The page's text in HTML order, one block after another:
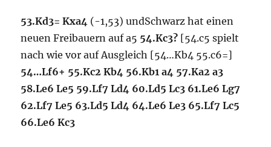
53.Kd3= Kxa4 (-1,53) undSchwarz hat einen
neuen Freibauern auf a5 54.Kc3? [54.c5 spielt
nach wie vor auf Ausgleich [54…Kb4 55.c6=]
54…Lf6+ 55.Kc2 Kb4 56.Kb1 a4 57.Ka2 a3
58.Le6 Le5 59.Lf7 Ld4 60.Ld5 Lc3 61.Le6 Lg7
62.Lf7 Le5 63.Ld5 Ld4 64.Le6 Le3 65.Lf7 Lc5
66.Le6 Kc3